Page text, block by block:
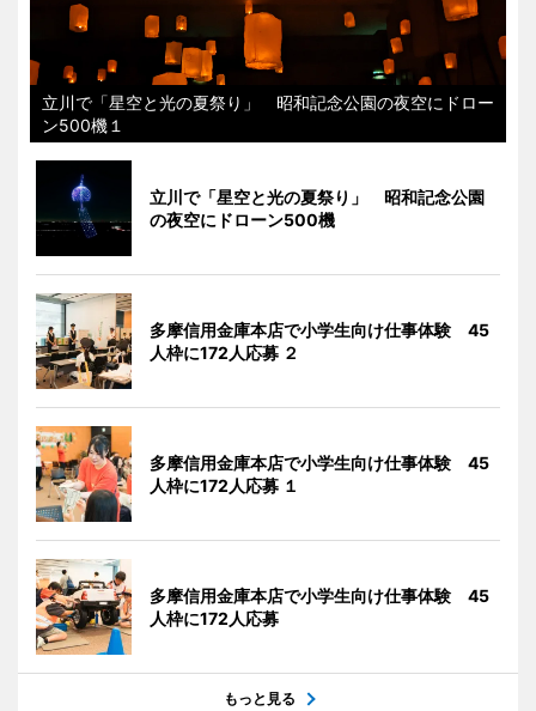
立川で「星空と光の夏祭り」 昭和記念公園の夜空にドロー
ン500機１
立川で「星空と光の夏祭り」 昭和記念公園
の夜空にドローン500機
多摩信用金庫本店で小学生向け仕事体験 45
人枠に172人応募 ２
多摩信用金庫本店で小学生向け仕事体験 45
人枠に172人応募 １
多摩信用金庫本店で小学生向け仕事体験 45
人枠に172人応募
もっと見る